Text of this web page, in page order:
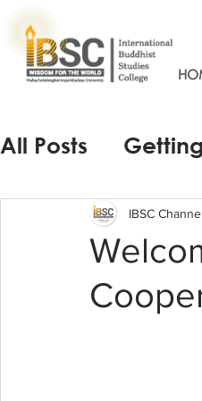
All Posts
IBSC Channel